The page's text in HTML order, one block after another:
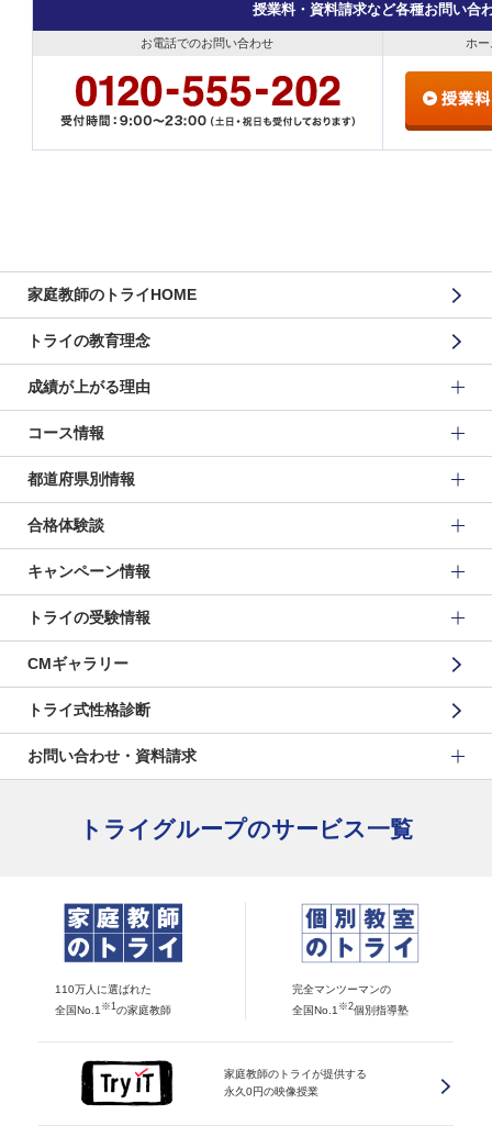
授業料・資料請求など各種お問い合
お電話でのお問い合わせ ホ
家庭教師のトライHOME
トライの教育理念
成績が上がる理由
コース情報
都道府県別情報
合格体験談
キャンペーン情報
トライの受験情報
CMギャラリー
トライ式性格診断
お問い合わせ・資料請求
トライグループのサービス一覧
110万人に選ばれた
全国No.1 ※1 の家庭教師
完全マンツーマンの
全国No.1 ※2個別指導塾
家庭教師のトライが提供する
永久0円の映像授業